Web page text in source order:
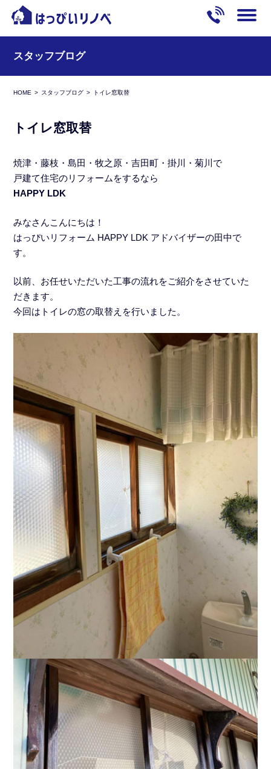
スタッフブログ
HOME スタッフブログ トイレ窓取替
トイレ窓取替
焼津・藤枝・島田・牧之原・吉田町・掛川・菊川で
戸建て住宅のリフォームをするなら
HAPPY LDK
みなさんこんにちは！
はっぴいリフォーム HAPPY LDK アドバイザーの田中で
す。
以前、お任せいただいた工事の流れをご紹介をさせていた
だきます。
今回はトイレの窓の取替えを行いました。